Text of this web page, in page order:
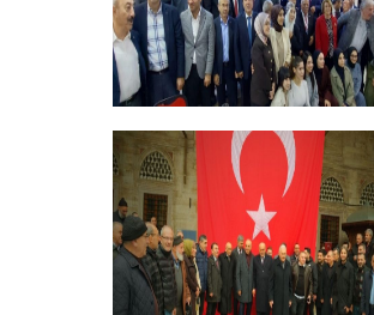
ERZİNCANLILAR EKEV’İN
GELENEKSEL İFTAR YEMEĞİNDE
BULUŞTU
+